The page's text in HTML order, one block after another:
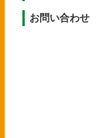
お問い合わせ